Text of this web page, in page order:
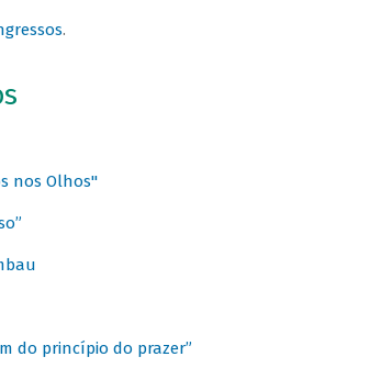
.
nos Olhos"
do princípio do prazer”